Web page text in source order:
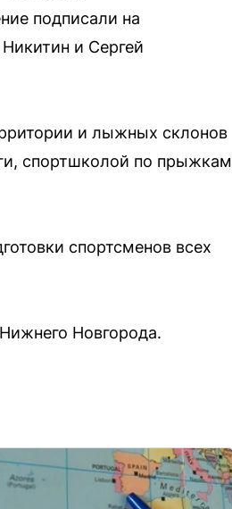
подписали на
и Сергей
и лыжных склонов
спортшколой по прыжкам
спортсменов всех
Новгорода.